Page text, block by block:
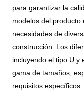
para garantizar la
modelos del producto
necesidades de
construcción. Los
incluyendo el tipo U y
gama de tamaños,
requisitos